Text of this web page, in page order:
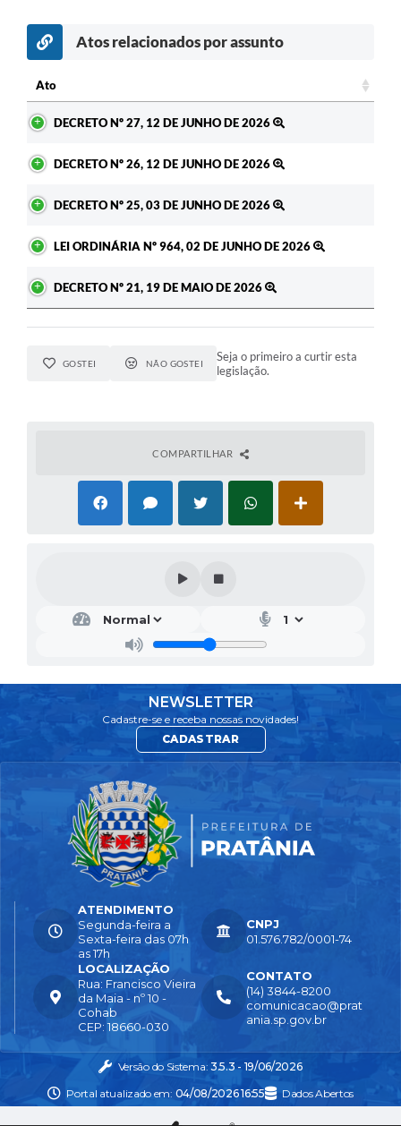
Atos relacionados por assunto
Ato
DECRETO Nº 27, 12 DE JUNHO DE 2026
DECRETO Nº 26, 12 DE JUNHO DE 2026
DECRETO Nº 25, 03 DE JUNHO DE 2026
LEI ORDINÁRIA Nº 964, 02 DE JUNHO DE 2026
DECRETO Nº 21, 19 DE MAIO DE 2026
GOSTEI NÃO GOSTEI
Seja o primeiro a curtir esta
legislação.
COMPARTILHAR
NEWSLETTER
Cadastre-se e receba nossas novidades!
CADASTRAR
LOCALIZAÇÃO
Rua: Francisco Vieira
da Maia - nº 10 -
Cohab
CEP: 18660-030
CONTATO
(14) 3844-8200
comunicacao@prat
ania.sp.gov.br
ATENDIMENTO
Segunda-feira a
Sexta-feira das 07h
as 17h
CNPJ
01.576.782/0001-74
Versão do Sistema: 3.5.3 - 19/06/2026
Portal atualizado em: 04/08/2026 16:55 Dados Abertos